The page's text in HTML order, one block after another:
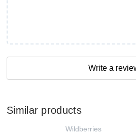
Write a
Similar products
Wildberries